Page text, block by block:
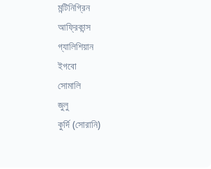
মন্টিনিগ্রিন
আফ্রিকান্স
গ্যালিশিয়ান
ইগবো
সোমালি
জুলু
কুর্দি (সোরানি)